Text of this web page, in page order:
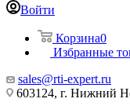
Войти
Корзина0
Избранные
sales@rti-expert.ru
603124, г. Нижний